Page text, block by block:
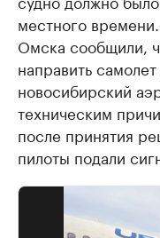
местного
Омска сообщили,
направить
новосибирский
техническим
после принятия
пилоты подали